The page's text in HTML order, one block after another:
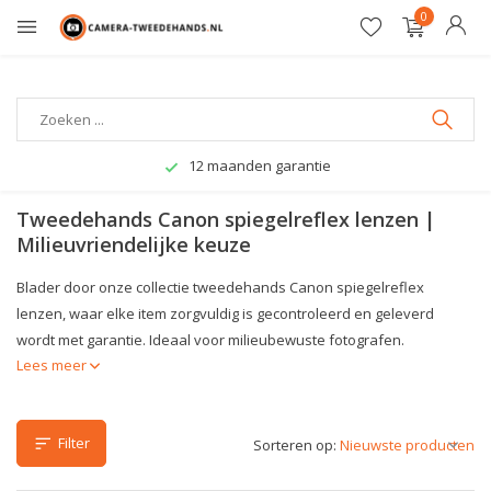
0
Veilig betalen
Tweedehands Canon spiegelreflex lenzen |
Milieuvriendelijke keuze
Blader door onze collectie tweedehands Canon spiegelreflex
lenzen, waar elke item zorgvuldig is gecontroleerd en geleverd
wordt met garantie. Ideaal voor milieubewuste fotografen.
Lees meer
Filter Sorteren op: